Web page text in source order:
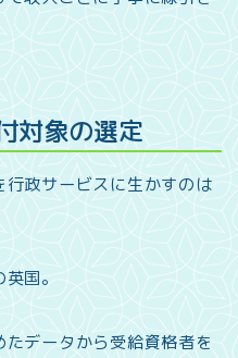
対象の選定
政サービスに生かすのは
国。
データから受給資格者を